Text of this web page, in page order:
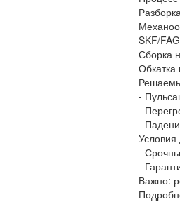
SKF/
Сборка
Обкатка
-
-
-
-
-
Важно: